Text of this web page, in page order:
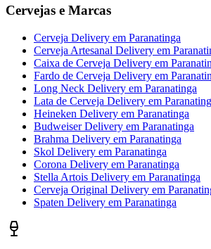
Cervejas e Marcas
Cerveja Delivery em Paranatinga
Cerveja Artesanal Delivery em
Caixa de Cerveja Delivery em
Fardo de Cerveja Delivery em
Long Neck Delivery em Paranatinga
Lata de Cerveja Delivery em
Heineken Delivery em Paranatinga
Budweiser Delivery em Paranatinga
Brahma Delivery em Paranatinga
Skol Delivery em Paranatinga
Corona Delivery em Paranatinga
Stella Artois Delivery em Paranatinga
Cerveja Original Delivery em
Spaten Delivery em Paranatinga